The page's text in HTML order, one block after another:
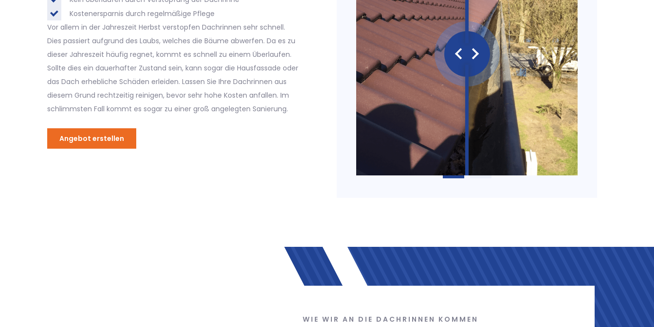
Kostenersparnis durch regelmäßige Pflege
Vor allem in der Jahreszeit Herbst verstopfen Dachrinnen sehr schnell.
Dies passiert aufgrund des Laubs, welches die Bäume abwerfen. Da es zu
dieser Jahreszeit häufig regnet, kommt es schnell zu einem Überlaufen.
Sollte dies ein dauerhafter Zustand sein, kann sogar die Hausfassade oder
das Dach erhebliche Schäden erleiden. Lassen Sie Ihre Dachrinnen aus
diesem Grund rechtzeitig reinigen, bevor sehr hohe Kosten anfallen. Im
schlimmsten Fall kommt es sogar zu einer groß angelegten Sanierung.
Angebot erstellen